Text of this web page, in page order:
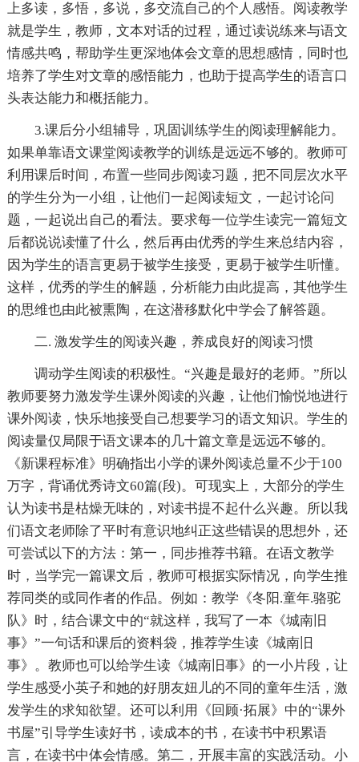
上多读，多悟，多说，多交流自己的个人感悟。阅读教学
就是学生，教师，文本对话的过程，通过读说练来与语文
情感共鸣，帮助学生更深地体会文章的思想感情，同时也
培养了学生对文章的感悟能力，也助于提高学生的语言口
头表达能力和概括能力。
3.课后分小组辅导，巩固训练学生的阅读理解能力。
如果单靠语文课堂阅读教学的训练是远远不够的。教师可
利用课后时间，布置一些同步阅读习题，把不同层次水平
的学生分为一小组，让他们一起阅读短文，一起讨论问
题，一起说出自己的看法。要求每一位学生读完一篇短文
后都说说读懂了什么，然后再由优秀的学生来总结内容，
因为学生的语言更易于被学生接受，更易于被学生听懂。
这样，优秀的学生的解题，分析能力由此提高，其他学生
的思维也由此被熏陶，在这潜移默化中学会了解答题。
二. 激发学生的阅读兴趣，养成良好的阅读习惯
调动学生阅读的积极性。“兴趣是最好的老师。”所以
教师要努力激发学生课外阅读的兴趣，让他们愉悦地进行
课外阅读，快乐地接受自己想要学习的语文知识。学生的
阅读量仅局限于语文课本的几十篇文章是远远不够的。
《新课程标准》明确指出小学的课外阅读总量不少于100
万字，背诵优秀诗文60篇(段)。可现实上，大部分的学生
认为读书是枯燥无味的，对读书提不起什么兴趣。所以我
们语文老师除了平时有意识地纠正这些错误的思想外，还
可尝试以下的方法：第一，同步推荐书籍。在语文教学
时，当学完一篇课文后，教师可根据实际情况，向学生推
荐同类的或同作者的作品。例如：教学《冬阳.童年.骆驼
队》时，结合课文中的“就这样，我写了一本《城南旧
事》”一句话和课后的资料袋，推荐学生读《城南旧
事》。教师也可以给学生读《城南旧事》的一小片段，让
学生感受小英子和她的好朋友妞儿的不同的童年生活，激
发学生的求知欲望。还可以利用《回顾·拓展》中的“课外
书屋”引导学生读好书，读成本的书，在读书中积累语
言，在读书中体会情感。第二，开展丰富的实践活动。小